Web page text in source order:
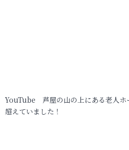
YouTube 芦屋の山の上にある老人ホ
超えていました！